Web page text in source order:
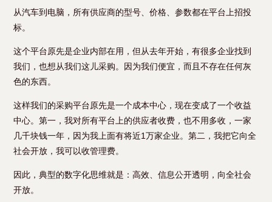
从汽车到电脑，所有供应商的型号、价格、参数都在平台上招投
标。
这个平台原先是企业内部在用，但从去年开始，有很多企业找到
我们，也想从我们这儿采购。因为我们便宜，而且不存在任何灰
色的东西。
这样我们的采购平台原先是一个成本中心，现在变成了一个收益
中心。第一，我对所有平台上的供应者收费，也不用多收，一家
几千块钱一年，因为我上面有将近1万家企业。第二，我把它向全
社会开放，我可以收管理费。
因此，典型的数字化思维就是：高效、信息公开透明，向全社会
开放。